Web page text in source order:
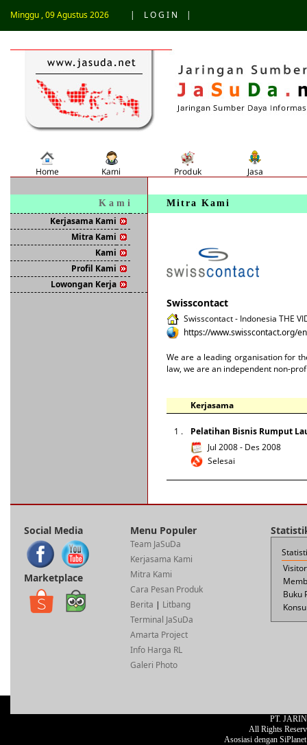
Minggu , 09 Agustus 2026 | L O G I N |
K a m i
Kerjasama Kami
Mitra Kami
Kami
Profil Kami
Lowongan Kerja
Mitra Kami
Swisscontact
Swisscontact - Indonesia THE
https://www.swisscontact.org/
We are a leading organisation for
law, we are an independent non-
Kerjasama
1 .
Pelatihan Bisnis Rumput
Jul 2008 - Des 2008
Selesai
Social Media
Marketplace
Menu Populer
Team JaSuDa
Kerjasama Kami
Mitra Kami
Cara Pesan Produk
Berita | Litbang
Terminal JaSuDa
Amarta Project
Info Harga RL
Galeri Photo
Buku
PT.
All Rights
Asosiasi dengan